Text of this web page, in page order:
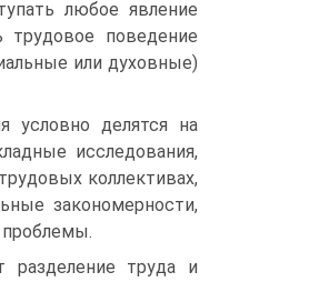
любое явление
поведение
или духовные)
условно делятся на
исследования,
коллективах,
закономерности,
разделение труда и